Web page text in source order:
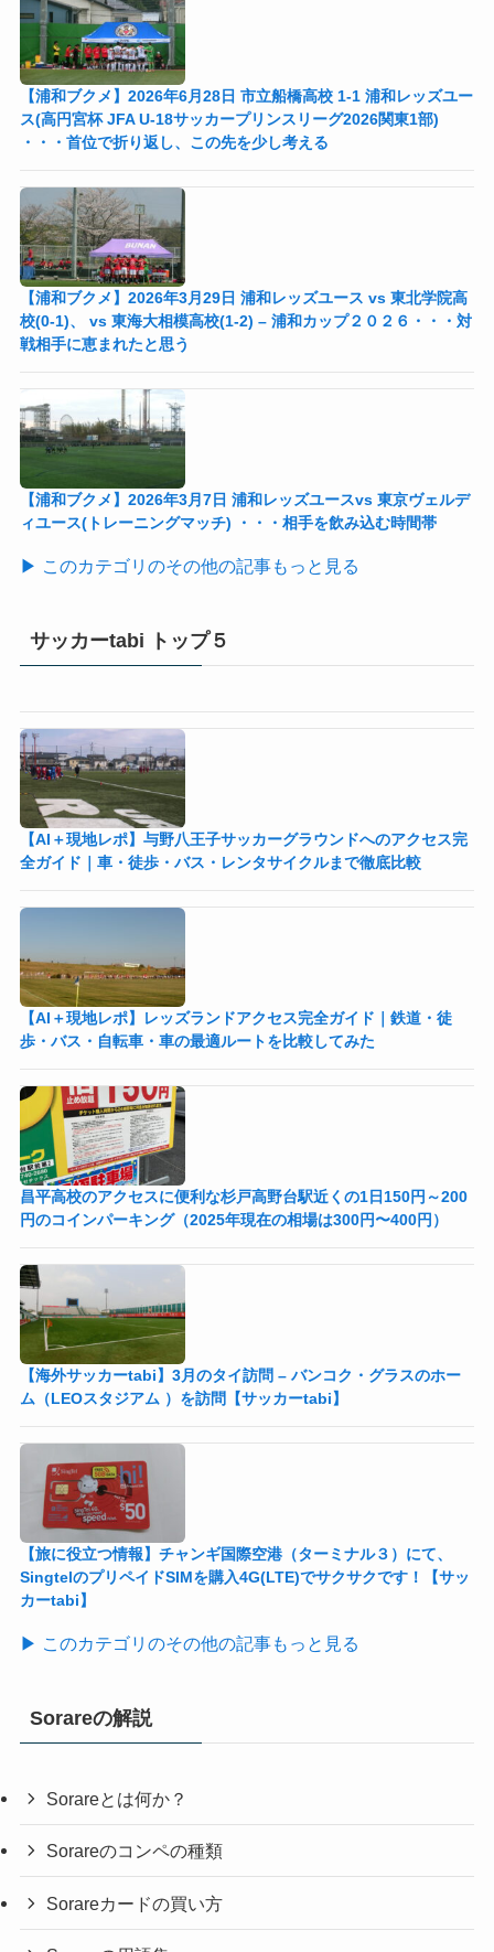
【浦和ブクメ】2026年6月28日 市立船橋高校 1-1 浦和レッズユー
ス(高円宮杯 JFA U-18サッカープリンスリーグ2026関東1部)
・・・首位で折り返し、この先を少し考える
【浦和ブクメ】2026年3月29日 浦和レッズユース vs 東北学院高
校(0-1)、 vs 東海大相模高校(1-2) – 浦和カップ２０２６・・・対
戦相手に恵まれたと思う
【浦和ブクメ】2026年3月7日 浦和レッズユースvs 東京ヴェルデ
ィユース(トレーニングマッチ) ・・・相手を飲み込む時間帯
▶ このカテゴリのその他の記事もっと見る
サッカーtabi トップ５
【AI＋現地レポ】与野八王子󠁣󠁴󠁿󠁣󠁴󠁿サッカーグラウンドへのアクセス完
全ガイド｜車・徒歩・バス・レンタサイクルまで徹底比較
【AI＋現地レポ】レッズランドアクセス完全ガイド｜鉄道・徒
歩・バス・自転車・車の最適ルートを比較してみた
昌平高校のアクセスに便利な杉戸高野台駅近くの1日150円～200
円のコインパーキング（2025年現在の相場は300円〜400円）
【海外サッカーtabi】3月のタイ訪問 – バンコク・グラスのホー
ム（LEOスタジアム ）を訪問【サッカーtabi】
【旅に役立つ情報】チャンギ国際空港（ターミナル３）にて、
SingtelのプリペイドSIMを購入4G(LTE)でサクサクです！【サッ
カーtabi】
▶ このカテゴリのその他の記事もっと見る
Sorareの解説
Sorareとは何か？
Sorareのコンペの種類
Sorareカードの買い方